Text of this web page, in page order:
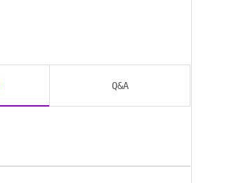
Q&A